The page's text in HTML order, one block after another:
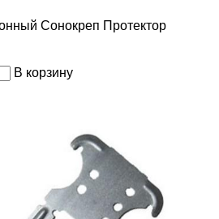
Сонокреп Протектор
В корзину